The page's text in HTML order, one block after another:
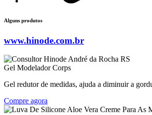
Alguns produtos
www.hinode.com.br
Gel Modelador Corps
Gel redutor de medidas, ajuda a diminuir a
Compre agora